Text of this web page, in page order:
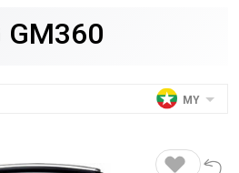
GM360
MY